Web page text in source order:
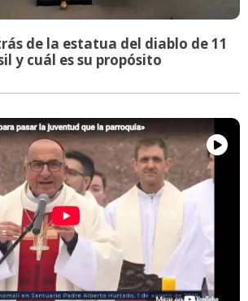
de la estatua del diablo de 11
y cuál es su propósito